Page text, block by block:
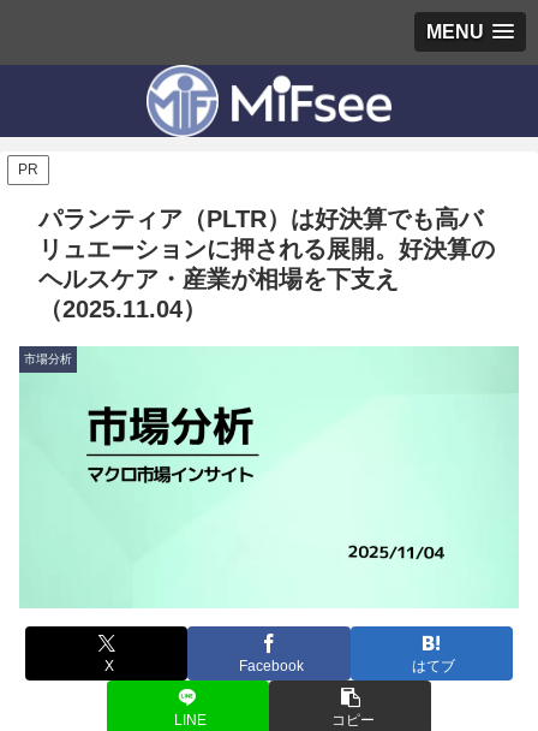
MENU
PR
パランティア（PLTR）は好決算でも高バ
リュエーションに押される展開。好決算の
ヘルスケア・産業が相場を下支え
（2025.11.04）
市場分析
X Facebook はてブ
LINE コピー